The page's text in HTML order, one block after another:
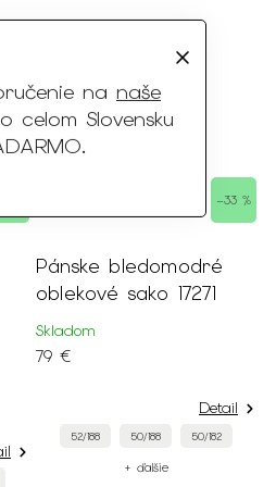
na naše
celom Slovensku
.
–33 %
Pánske bledomodré
oblekové sako 17271
Skladom
79 €
Detail
52/188 50/188 50/182
+ ďalšie